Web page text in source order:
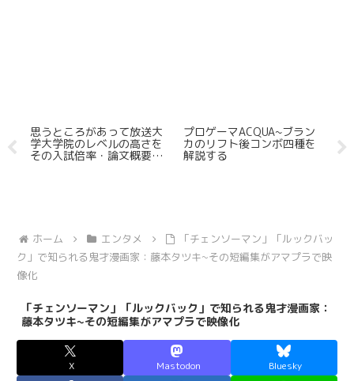
思うところがあって放送大
学大学院のレベルの高さを
その入試倍率・論文概要か
プロゲーマACQUA~ブラン
カのリフト後コンボ四種を
解説する
メ
作
ホーム エンタメ
「チェンソーマン」「ルックバッ
ク」で知られる鬼才漫画家：藤本タツキ~その短編集がアマプラで映
像化
「チェンソーマン」「ルックバック」で知られる鬼才漫画家：
藤本タツキ~その短編集がアマプラで映像化
X Mastodon Bluesky